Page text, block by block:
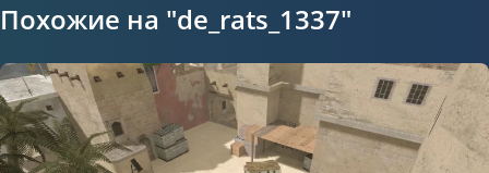
Похожие на "de_rats_1337"